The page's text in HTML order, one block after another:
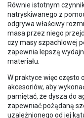
Równie istotnym
natryskiwanego z
odgrywa właściwy
masa przez niego
czy masy szpachlowej
zapewnia lepszą
materiału.
W praktyce więc często
akcesoriów, aby
pamiętać, że dysza do
zapewniać pożądaną
uzależnionego od jej